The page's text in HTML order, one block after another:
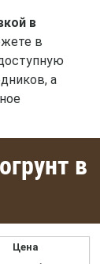
в
в
а
в
Цена